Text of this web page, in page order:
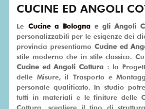
VESTALIA
SU
MISURA
CUCINE ED ANGOLI
Le Cucine a Bolognae gli Angoli
personalizzabili per le esigenze dei
provincia presentiamo Cucine ed
stile moderno che in stile classico.
Cucine ed Angoli Cottura: la
delle Misure, il Trasporto e
personale qualificato. In studio
tutti in materiali e le finiture delle
Cottura, scegliere il tipo di